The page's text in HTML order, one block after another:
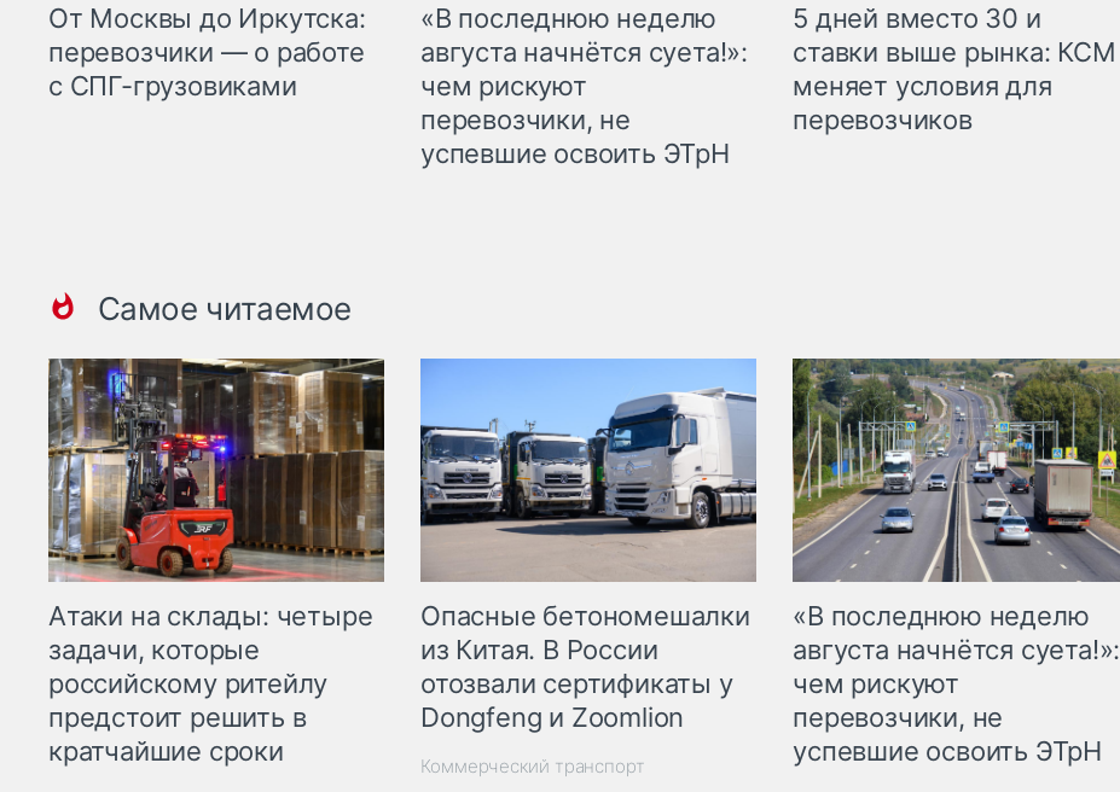
От Москвы до Иркутска:
перевозчики — о работе
с СПГ-грузовиками
«В последнюю неделю
августа начнётся суета!»:
чем рискуют
перевозчики, не
успевшие освоить ЭТрН
5 дней вместо 30 и
ставки выше рынка: КСМ
меняет условия для
перевозчиков
Самое читаемое
Атаки на склады: четыре
задачи, которые
российскому ритейлу
предстоит решить в
кратчайшие сроки
Опасные бетономешалки
из Китая. В России
отозвали сертификаты у
Dongfeng и Zoomlion
Коммерческий транспорт
«В последнюю неделю
августа начнётся суета!»:
чем рискуют
перевозчики, не
успевшие освоить ЭТрН